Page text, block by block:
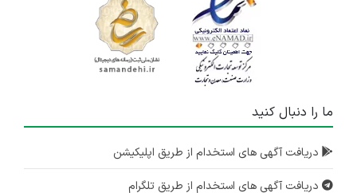
ما را دنبال کنید
دریافت آگهی های استخدام از طریق اپلیکیشن
دریافت آگهی های استخدام از طریق تلگرام